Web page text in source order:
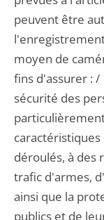
peuvent être
moyen de
fins d'assurer : /
sécurité des
caractéristiques
déroulés, à des
trafic d'armes,
ainsi que la
publics et de